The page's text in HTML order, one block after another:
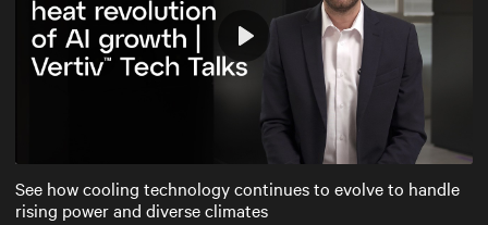
Mute Settings
Play
See how cooling technology continues to evolve to handle
rising power and diverse climates